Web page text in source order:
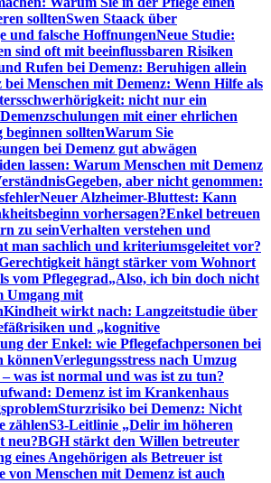
solltenSwen Staack über
und falsche HoffnungenNeue Studie:
sind oft mit beeinflussbaren Risiken
Rufen bei Demenz: Beruhigen allein
bei Menschen mit Demenz: Wenn Hilfe als
nicht nur ein
mit einer ehrlichen
solltenWarum Sie
bei Demenz gut abwägen
lassen: Warum Menschen mit Demenz
Gegeben, aber nicht genommen:
Neuer Alzheimer-Bluttest: Kann
vorhersagen?Enkel betreuen
zu seinVerhalten verstehen und
man sachlich und kriteriumsgeleitet vor?
hängt stärker vom Wohnort
vom Pflegegrad„Also, ich bin doch nicht
Umgang mit
Kindheit wirkt nach: Langzeitstudie über
und „kognitive
der Enkel: wie Pflegefachpersonen bei
könnenVerlegungsstress nach Umzug
was ist normal und was ist zu tun?
Demenz ist im Krankenhaus
Sturzrisiko bei Demenz: Nicht
zählenS3-Leitlinie „Delir im höheren
neu?BGH stärkt den Willen betreuter
eines Angehörigen als Betreuer ist
von Menschen mit Demenz ist auch